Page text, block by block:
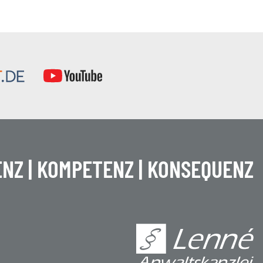
| KOMPETENZ | KONSEQUENZ